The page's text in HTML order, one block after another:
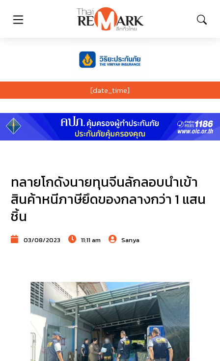
[date_time]
ทลายโกดังนายทุนจีนลักลอบนำเข้า
สินค้าหนีภาษียึดของกลางกว่า 1 แสน
ชิ้น
03/08/2023 11:11 am Sanya